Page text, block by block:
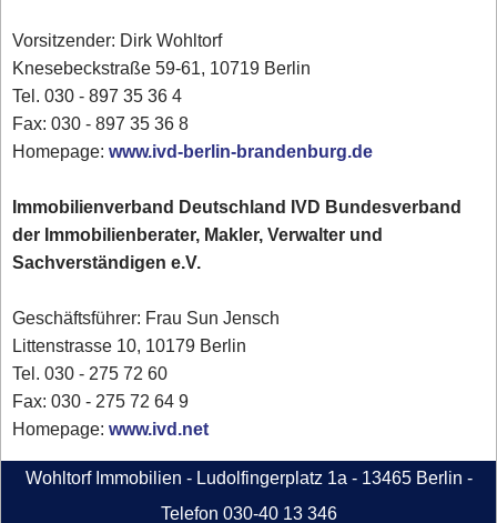
Vorsitzender: Dirk Wohltorf
Knesebeckstraße 59-61, 10719 Berlin
Tel. 030 - 897 35 36 4
Fax: 030 - 897 35 36 8
Homepage:www.ivd-berlin-brandenburg.de
Immobilienverband Deutschland IVD Bundesverband
der Immobilienberater, Makler, Verwalter und
Sachverständigen e.V.
Geschäftsführer: Frau Sun Jensch
Littenstrasse 10, 10179 Berlin
Tel. 030 - 275 72 60
Fax: 030 - 275 72 64 9
Homepage:www.ivd.net
Wohltorf Immobilien - Ludolfingerplatz 1a - 13465 Berlin -
Telefon 030-40 13 346